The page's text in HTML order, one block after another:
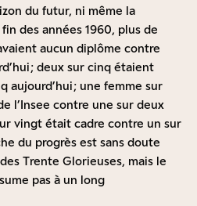
du futur, ni même la
des années 1960, plus de
aucun diplôme contre
; deux sur cinq étaient
aujourd’hui ; une femme sur
l’Insee contre une sur deux
vingt était cadre contre un sur
du progrès est sans doute
Trente Glorieuses, mais le
pas à un long